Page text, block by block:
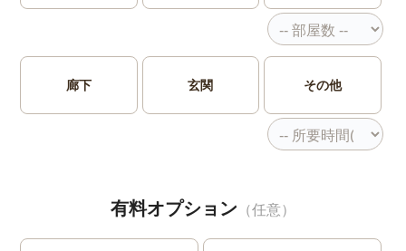
廊下 玄関 その他
有料オプション （任意）